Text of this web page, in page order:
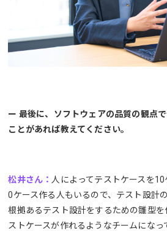
ー 最後に、ソフトウェアの品質の観点
ことがあれば教えてください。
松井さん： 人によってテストケースを
0ケース作る人もいるので、テスト設計
根拠あるテスト設計をするための雛型
ストケースが作れるようなチームになっ